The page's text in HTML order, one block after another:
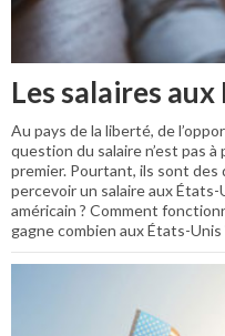
Les salaires
Au pays de la liberté, de
question du salaire n’est pas
premier. Pourtant, ils sont des
percevoir un salaire aux
américain ? Comment
gagne combien aux États-